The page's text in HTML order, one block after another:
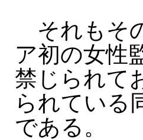
それもそ
ア初の女性
禁じられて
られている
である。